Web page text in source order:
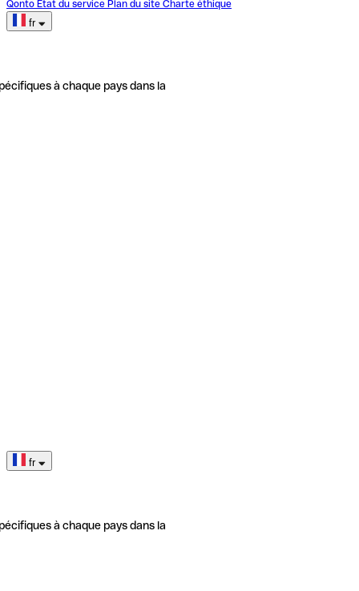
Qonto État du service Plan du site Charte éthique
fr
à chaque pays dans la
fr
à chaque pays dans la